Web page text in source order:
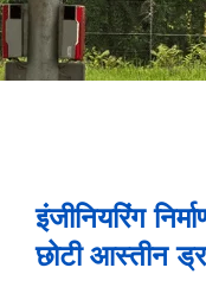
इंजीनियरिंग
छोटी आस्तीन